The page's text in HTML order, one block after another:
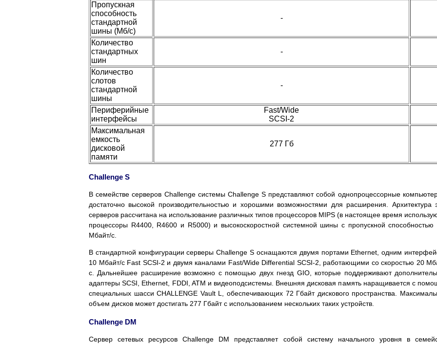
Пропускная
способность
стандартной
шины (Мб/с)
-
Количество
стандартных
шин
-
Количество
слотов
стандартной
шины
-
Периферийные
интерфейсы
Fast/Wide
SCSI-2
Максимальная
емкость
дисковой
памяти
277 Гб
Challenge S
В семействе серверов Challenge системы Challenge S представляют собой однопроцессорные
достаточно высокой производительностью и хорошими возможностями для расширения. Архитектура
серверов рассчитана на использование различных типов процессоров MIPS (в настоящее время
процессоры R4400, R4600 и R5000) и высокоскоростной системной шины с пропускной способностью
Мбайт/с.
В стандартной конфигурации серверы Challenge S оснащаются двумя портами Ethernet, одним
10 Мбайт/с Fast SCSI-2 и двумя каналами Fast/Wide Differential SCSI-2, работающими со скоростью 20
с. Дальнейшее расширение возможно с помощью двух гнезд GIO, которые поддерживают
адаптеры SCSI, Ethernet, FDDI, ATM и видеоподсистемы. Внешняя дисковая память наращивается с
специальных шасси CHALLENGE Vault L, обеспечивающих 72 Гбайт дискового пространства.
объем дисков может достигать 277 Гбайт с использованием нескольких таких устройств.
Challenge DM
Сервер сетевых ресурсов Challenge DM представляет собой систему начального уровня в